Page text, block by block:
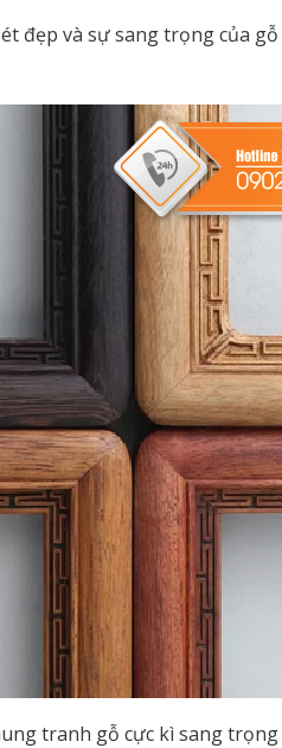
và sự sang trọng của
tranh gỗ cực kì sang